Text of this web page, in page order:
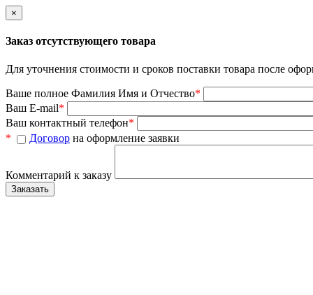
×
Заказ отсутствующего товара
Для уточнения стоимости и сроков поставки товара после
Ваше полное Фамилия Имя и Отчество*
Ваш E-mail*
Ваш контактный телефон*
*
Договор на оформление заявки
Комментарий к заказу